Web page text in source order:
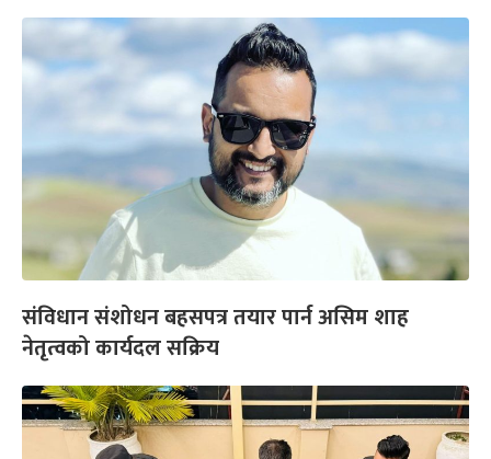
संविधान संशोधन बहसपत्र तयार पार्न असिम शाह
नेतृत्वको कार्यदल सक्रिय